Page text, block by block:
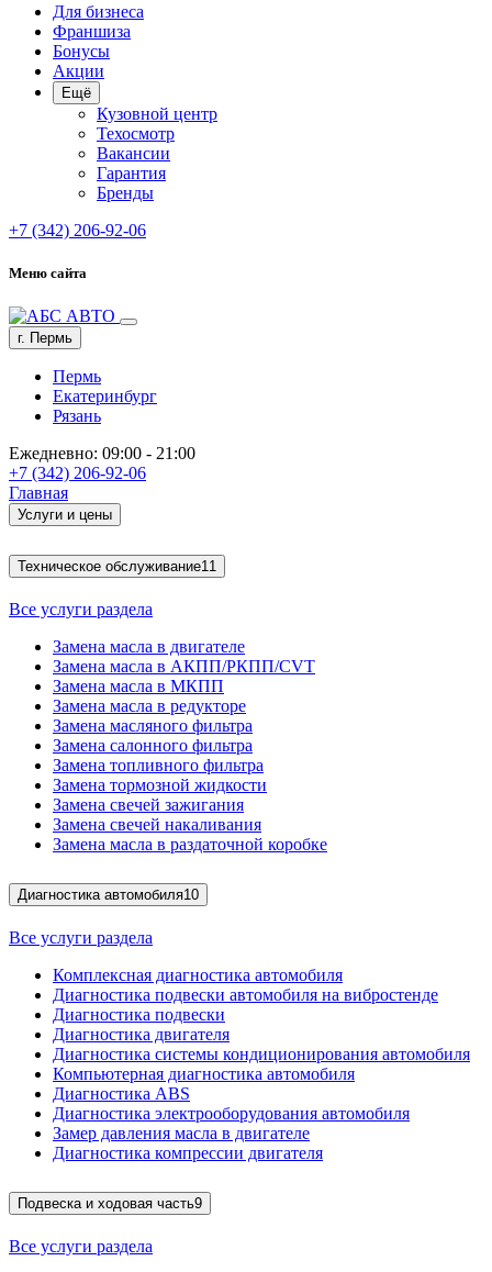
Для бизнеса
Франшиза
Бонусы
Акции
Ещё
Кузовной центр
Техосмотр
Вакансии
Гарантия
Бренды
+7 (342) 206-92-06
Меню сайта
г. Пермь
Пермь
Екатеринбург
Рязань
Ежедневно: 09:00 - 21:00
+7 (342) 206-92-06
Главная
Услуги и цены
Техническое обслуживание11
Все услуги раздела
Замена масла в двигателе
Замена масла в АКПП/РКПП/CVT
Замена масла в МКПП
Замена масла в редукторе
Замена масляного фильтра
Замена салонного фильтра
Замена топливного фильтра
Замена тормозной жидкости
Замена свечей зажигания
Замена свечей накаливания
Замена масла в раздаточной коробке
Диагностика автомобиля10
Все услуги раздела
Комплексная диагностика автомобиля
Диагностика подвески автомобиля на вибростенде
Диагностика подвески
Диагностика двигателя
Диагностика системы кондиционирования автомобиля
Компьютерная диагностика автомобиля
Диагностика ABS
Диагностика электрооборудования автомобиля
Замер давления масла в двигателе
Диагностика компрессии двигателя
Подвеска и ходовая часть9
Все услуги раздела